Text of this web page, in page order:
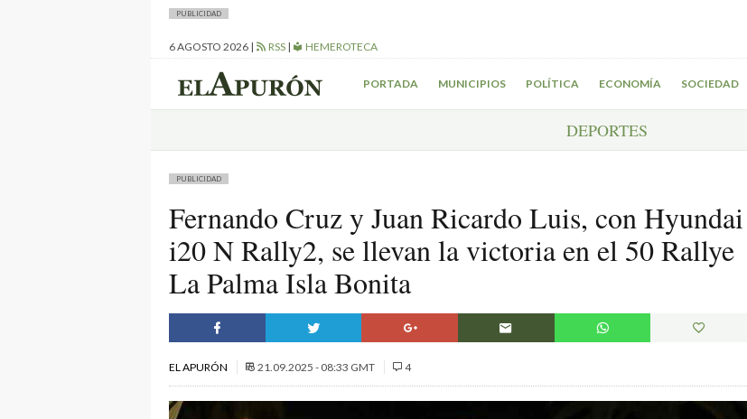
PUBLICIDAD
6 AGOSTO 2026 | RSS | HEMEROTECA
PORTADA MUNICIPIOS POLÍTICA ECONOMÍA SOCIEDAD
DEPORTES
PUBLICIDAD
Fernando Cruz y Juan Ricardo Luis, con Hyundai
i20 N Rally2, se llevan la victoria en el 50 Rallye
La Palma Isla Bonita
EL APURÓN 21.09.2025 - 08:33 GMT 4